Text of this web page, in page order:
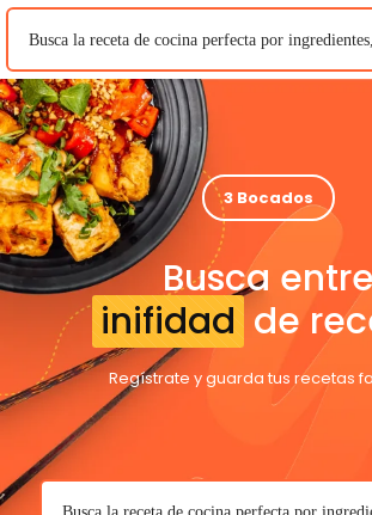
3 Bocados
Busca
inifidad de
Regístrate y guarda tus recetas